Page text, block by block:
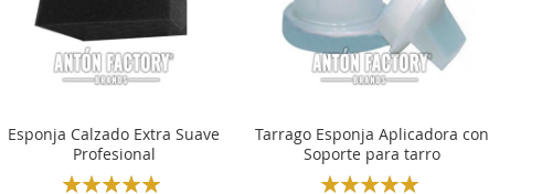
Esponja Calzado Extra Suave
Profesional
Rating:
Tarrago Esponja Aplicadora con
Soporte para tarro
Rating: